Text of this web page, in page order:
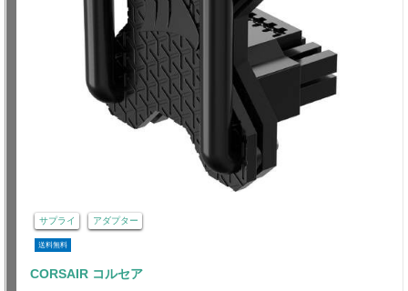
サプライ アダプター
送料無料
CORSAIR コルセア